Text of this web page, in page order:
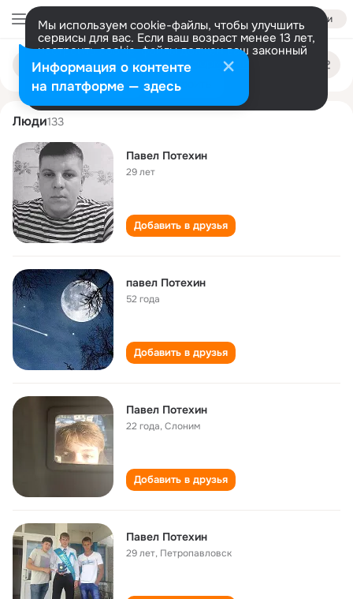
Войти
Мы используем cookie-файлы, чтобы улучшить
сервисы для вас. Если ваш возраст менее 13 лет,
настроить cookie-файлы должен ваш законный
представитель. Больше информации
Разрешить все Настроить
Поиск
людям
pavel potekhin
Люди133
Павел Потехин
29 лет
Добавить в друзья
павел Потехин
52 года
Добавить в друзья
Павел Потехин
22 года,Слоним
Добавить в друзья
Павел Потехин
29 лет, Петропавловск
Информация о контенте
на платформе — здесь